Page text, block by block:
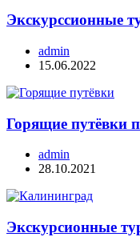
Экскурссионные
admin
15.06.2022
Горящие путёвки
admin
28.10.2021
Экскурсионные